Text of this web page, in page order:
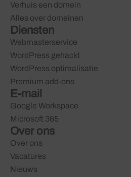
Verhuis een domein
Alles over domeinen
Diensten
Webmasterservice
WordPress gehackt
WordPress optimalisatie
Premium add-ons
E-mail
Google Workspace
Microsoft 365
Over ons
Over ons
Vacatures
Nieuws